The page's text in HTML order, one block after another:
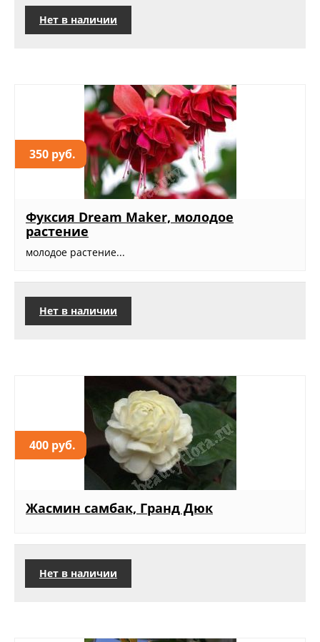
Нет в наличии
350 руб.
Фуксия Dream Maker, молодое
растение
молодое растение...
Нет в наличии
400 руб.
Жасмин самбак, Гранд Дюк
Нет в наличии